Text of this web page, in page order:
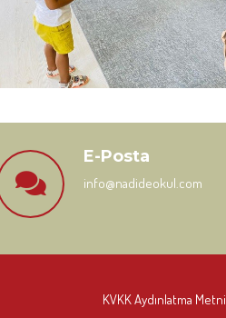
E-Posta
info@nadideokul.com
KVKK Aydınlatma Metni